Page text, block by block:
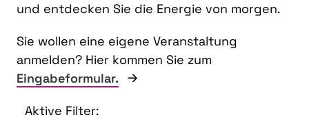
und entdecken Sie die Energie von morgen.
Sie wollen eine eigene Veranstaltung
anmelden? Hier kommen Sie zum
Eingabeformular.
Aktive Filter: